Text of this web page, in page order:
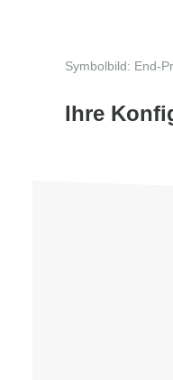
Symbolbild: End-
Ihre